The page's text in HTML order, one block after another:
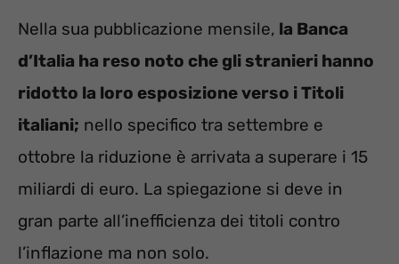
Nella sua pubblicazione mensile, la Banca
d’Italia ha reso noto che gli stranieri hanno
ridotto la loro esposizione verso i Titoli
italiani; nello specifico tra settembre e
ottobre la riduzione è arrivata a superare i 15
miliardi di euro. La spiegazione si deve in
gran parte all’inefficienza dei titoli contro
l’inflazione ma non solo.